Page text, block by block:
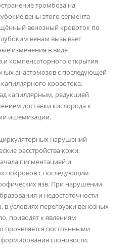
тромбоза на
вены этого сегмента
венозный кровоток по
венам вызывает
изменения в виде
и компенсаторного открытия
анастомозов с последующей
кровотока,
капиллярным, редукцией
доставки кислорода к
ишемизации.
нарушений
расстройства кожи,
пигментацией и
покровов с последующим
язв. При нарушении
и недостаточности
в условиях перегрузки венозных
приводят к явлениям
проявляется постоянными
слоновости.